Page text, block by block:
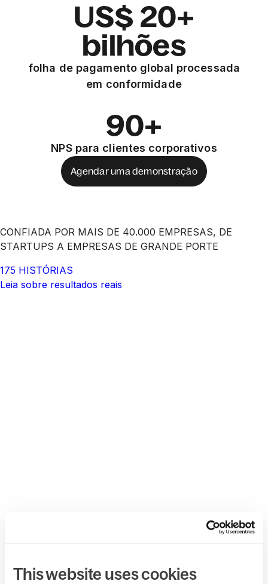
This website uses cookies
US$ 20+
bilhões
folha de pagamento global processada
em conformidade
90+
NPS para clientes corporativos
Agendar uma demonstração
CONFIADA POR MAIS DE 40.000 EMPRESAS, DE
STARTUPS A EMPRESAS DE GRANDE PORTE
175 HISTÓRIAS
Leia sobre resultados reais